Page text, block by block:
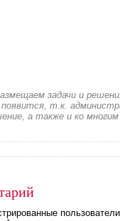
задачи и
т.к.
а также и ко